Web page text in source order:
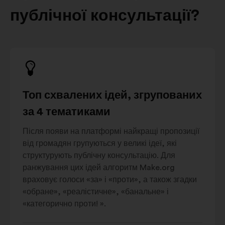
публічної консультації?
Топ схвалених ідей, згрупованих
за 4 тематиками
Після появи на платформі найкращі пропозиції
від громадян групуються у великі ідеї, які
структурують публічну консультацію. Для
ранжування цих ідей алгоритм Make.org
враховує голоси «за» і «проти», а також згадки
«обране», «реалістичне», «банальне» і
«категорично проти! ».